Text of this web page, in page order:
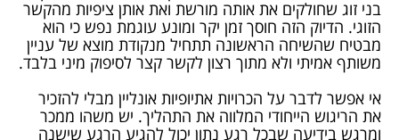
בני זוג שחולקים את אותה מורשת ואת אותן ציפיות מהקשר
הזוגי. הדיוק הזה חוסך זמן יקר ומונע עוגמת נפש כי הוא
מבטיח שהשיחה הראשונה תתחיל מנקודת מוצא של עניין
משותף אמיתי ולא מתוך רצון לקשר קצר לסיפוק מיני בלבד.
אי אפשר לדבר על הכרויות אתיופיות אונליין מבלי להזכיר
את הריגוש הייחודי המלווה את התהליך. יש משהו ממכר
ומרגש בידיעה שבכל רגע נתון יכול להגיע הרגע שישנה